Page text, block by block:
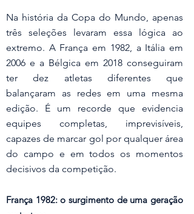
Na história da Copa do Mundo, apenas
três seleções levaram essa lógica ao
extremo. A França em 1982, a Itália em
2006 e a Bélgica em 2018 conseguiram
ter dez atletas diferentes que
balançaram as redes em uma mesma
edição. É um recorde que evidencia
equipes completas, imprevisíveis,
capazes de marcar gol por qualquer área
do campo e em todos os momentos
decisivos da competição.
França 1982: o surgimento de uma geração